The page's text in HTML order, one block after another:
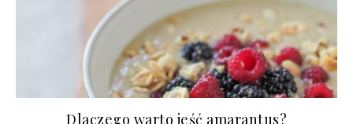
Dlaczego warto jeść amarantus?